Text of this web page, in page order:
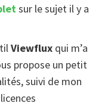
sur le sujet il y a
Viewflux qui m’a
propose un petit
suivi de mon